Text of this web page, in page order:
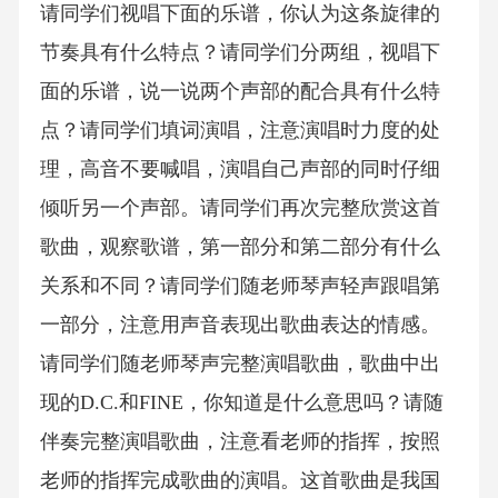
请同学们视唱下面的乐谱，你认为这条旋律的
节奏具有什么特点？请同学们分两组，视唱下
面的乐谱，说一说两个声部的配合具有什么特
点？请同学们填词演唱，注意演唱时力度的处
理，高音不要喊唱，演唱自己声部的同时仔细
倾听另一个声部。请同学们再次完整欣赏这首
歌曲，观察歌谱，第一部分和第二部分有什么
关系和不同？请同学们随老师琴声轻声跟唱第
一部分，注意用声音表现出歌曲表达的情感。
请同学们随老师琴声完整演唱歌曲，歌曲中出
现的D.C.和FINE，你知道是什么意思吗？请随
伴奏完整演唱歌曲，注意看老师的指挥，按照
老师的指挥完成歌曲的演唱。这首歌曲是我国